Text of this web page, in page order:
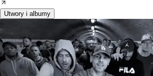
Utwory i albumy